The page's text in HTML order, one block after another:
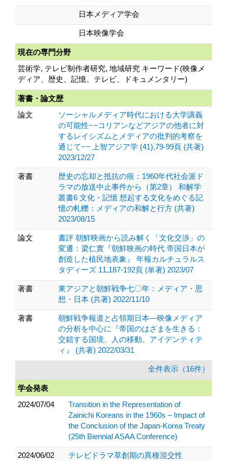
日本メディア学会
日本映像学会
現在の専門分野
芸術学, テレビ制作者研究, 地域研究 キーワード(映像メ
ディア、歴史、記憶、テレビ、ドキュメンタリー)
著書・論文歴
論文
ソーシャルメディア時代における大学講義
の可能性−−コリアンなどアジアの他者に対
するレイシズムとメディアの批判的考察を
通じて−− 上智アジア学 (41),79-99頁 (共著)
2023/12/27
著書
歴史の忘却と抵抗の痕：1960年代社会派ド
ラマの放送中止事件から（第2章） 和解学
叢書6 文化・記憶 想起する文化をめぐる記
憶の軋轢：メディアの和解と行方 (共著)
2023/08/15
論文
書評 朝鮮映画から読み解く「文化交渉」の
変遷：梁仁實『朝鮮映画の時代 帝国日本が
創造した植民地表象』 年報カルチュラルス
タディーズ 11,187-192頁 (単著) 2023/07
著書
東アジアと朝鮮戦争七〇年：メディア・思
想・日本 (共著) 2022/11/10
著書
朝鮮戦争報道と占領期日本―映像メディア
の分析を中心に『帝国のはざまを生きる：
交錯する国境、人の移動、アイデンティテ
ィ』 (共著) 2022/03/31
全件表示（16件）
学会発表
2024/07/04
Transition in the Representation of
Zainichi Koreans in the 1960s – Impact of
the Conclusion of the Japan-Korea Treaty
(25th Biennial ASAA Conference)
2024/06/02
テレビドラマ草創期の異種混交性